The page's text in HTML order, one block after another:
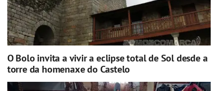
O Bolo invita a vivir a eclipse total de Sol desde a
torre da homenaxe do Castelo